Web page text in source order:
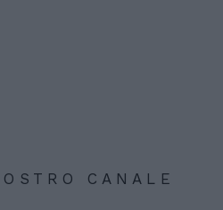
CANALE